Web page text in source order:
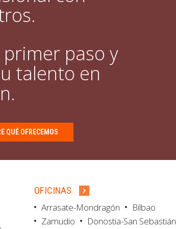
primer paso y
talento en
QUÉ OFRECEMOS
OFICINAS
Arrasate-Mondragón
Bilbao
Zamudio
Donostia-San Sebastián